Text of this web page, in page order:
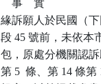
    事    實
緣訴願人於民國（
段 45 號前，未依本
包，原處分機關認
第 5  條、第 14 條